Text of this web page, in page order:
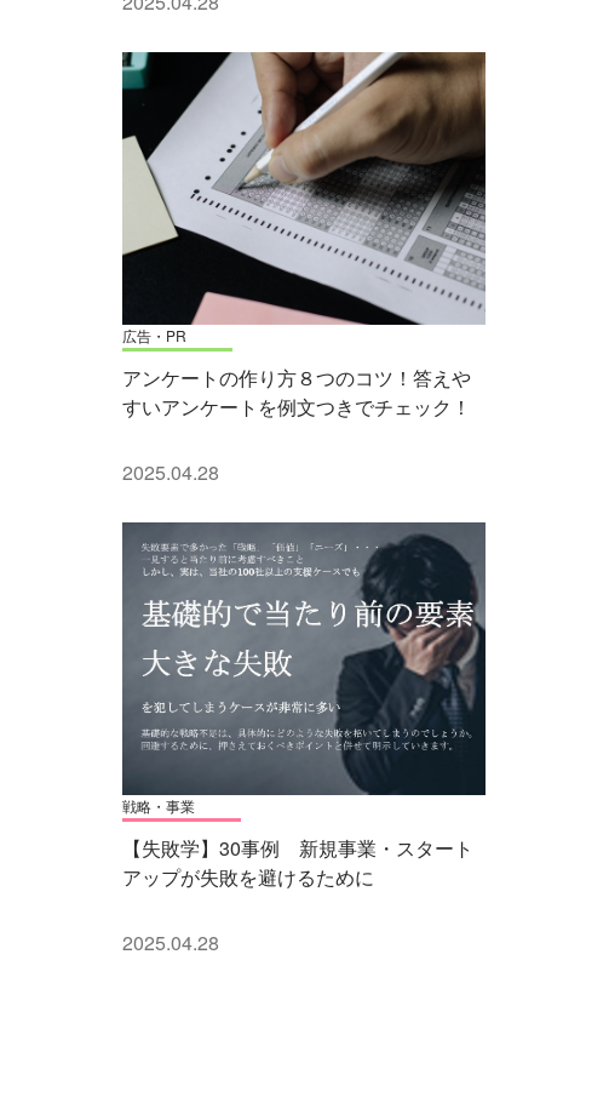
広告・PR
アンケートの作り方８つのコツ！答えや
すいアンケートを例文つきでチェック！
2025.04.28
戦略・事業
【失敗学】30事例 新規事業・スタート
アップが失敗を避けるために
2025.04.28